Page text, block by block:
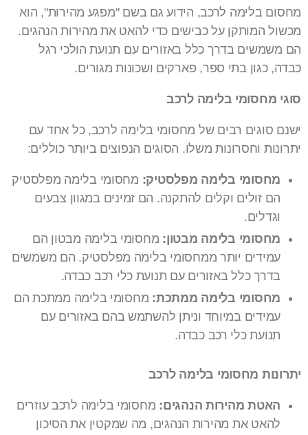
מחסום בלימה לרכב, הידוע גם בשם "מפגע מהירות", הוא
מכשול המותקן על כבישים כדי להאט את מהירות הנהגים.
הם משמשים בדרך כלל באזורים עם תנועת הולכי רגל
כבדה, כגון בתי ספר, פארקים ושכונות מגורים.
סוגי מחסומי בלימה לרכב
ישנם סוגים רבים של מחסומי בלימה לרכב, כל אחד עם
יתרונות וחסרונות משלו. הסוגים הנפוצים ביותר כוללים:
מחסומי בלימה מפלסטיק: מחסומי בלימה מפלסטיק
הם זולים וקלים להתקנה. הם זמינים במגוון צבעים
וגדלים.
מחסומי בלימה מבטון: מחסומי בלימה מבטון הם
עמידים יותר ממחסומי בלימה מפלסטיק. הם משמשים
בדרך כלל באזורים עם תנועת כלי רכב כבדה.
מחסומי בלימה ממתכת: מחסומי בלימה ממתכת הם
עמידים במיוחד וניתן להשתמש בהם באזורים עם
תנועת כלי רכב כבדה.
יתרונות מחסומי בלימה לרכב
האטת מהירות הנהגים: מחסומי בלימה לרכב עוזרים
להאט את מהירות הנהגים, מה שמקטין את הסיכון